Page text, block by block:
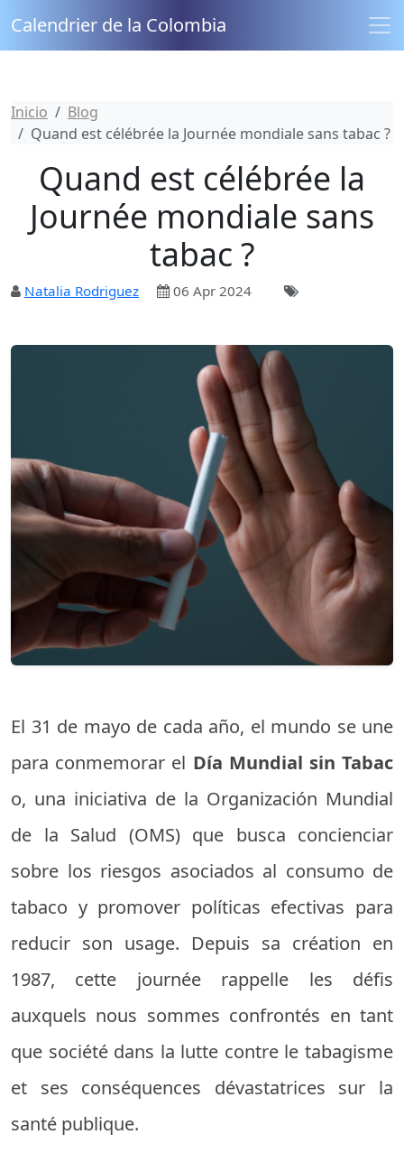
Calendrier de la Colombia
Inicio
Blog
Quand est célébrée la Journée mondiale sans tabac ?
Quand est célébrée la
Journée mondiale sans
tabac ?
Natalia Rodriguez 06 Apr 2024
El 31 de mayo de cada año, el mundo se une
para conmemorar el Día Mundial sin Tabac
o, una iniciativa de la Organización Mundial
de la Salud (OMS) que busca concienciar
sobre los riesgos asociados al consumo de
tabaco y promover políticas efectivas para
reducir son usage. Depuis sa création en
1987, cette journée rappelle les défis
auxquels nous sommes confrontés en tant
que société dans la lutte contre le tabagisme
et ses conséquences dévastatrices sur la
santé publique.